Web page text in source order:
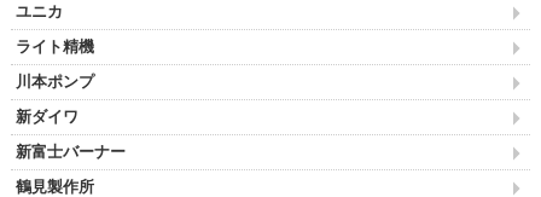
ユニカ
ライト精機
川本ポンプ
新ダイワ
新富士バーナー
鶴見製作所